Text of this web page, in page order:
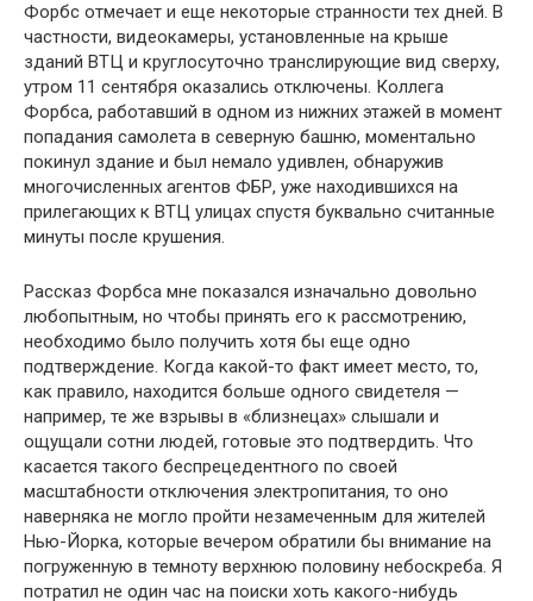
Форбс отмечает и еще некоторые странности тех дней. В
частности, видеокамеры, установленные на крыше
зданий ВТЦ и круглосуточно транслирующие вид сверху,
утром 11 сентября оказались отключены. Коллега
Форбса, работавший в одном из нижних этажей в момент
попадания самолета в северную башню, моментально
покинул здание и был немало удивлен, обнаружив
многочисленных агентов ФБР, уже находившихся на
прилегающих к ВТЦ улицах спустя буквально считанные
минуты после крушения.
Рассказ Форбса мне показался изначально довольно
любопытным, но чтобы принять его к рассмотрению,
необходимо было получить хотя бы еще одно
подтверждение. Когда какой-то факт имеет место, то,
как правило, находится больше одного свидетеля —
например, те же взрывы в «близнецах» слышали и
ощущали сотни людей, готовые это подтвердить. Что
касается такого беспрецедентного по своей
масштабности отключения электропитания, то оно
наверняка не могло пройти незамеченным для жителей
Нью-Йорка, которые вечером обратили бы внимание на
погруженную в темноту верхнюю половину небоскреба. Я
потратил не один час на поиски хоть какого-нибудь